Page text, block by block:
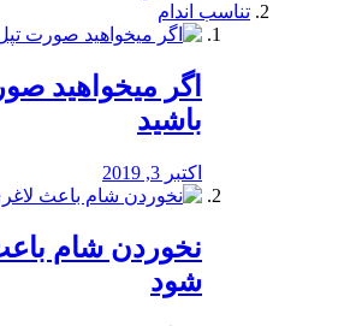
تناسب اندام
اگر میخواهید
باشید
اکتبر 3, 2019
نخوردن شام
‌شود